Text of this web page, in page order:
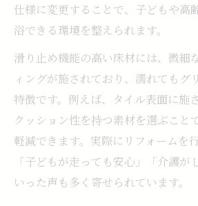
仕様に変更することで、子どもや高
浴できる環境を整えられます。
滑り止め機能の高い床材には、微細
ィングが施されており、濡れてもグ
特徴です。例えば、タイル表面に施
クッション性を持つ素材を選ぶこと
軽減できます。実際にリフォームを
「子どもが走っても安心」「介護が
いった声も多く寄せられています。